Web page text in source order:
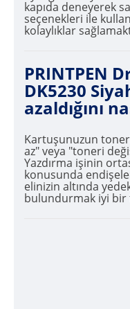
kapıda deneyerek
seçenekleri ile
kolaylıklar
PRINTPEN
DK5230
azaldığını
Kartuşunuzun toneri
az" veya "toneri
Yazdırma işinin
konusunda
elinizin altında
bulundurmak iyi bir